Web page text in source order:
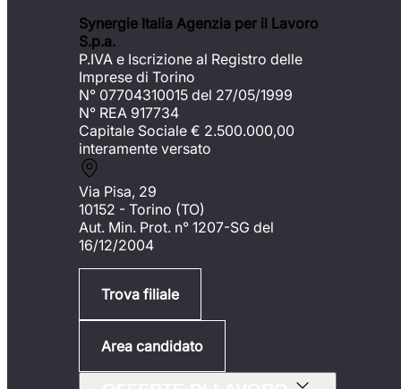
Synergie Italia Agenzia per il Lavoro
S.p.a.
P.IVA e Iscrizione al Registro delle
Imprese di Torino
N° 07704310015 del 27/05/1999
N° REA 917734
Capitale Sociale € 2.500.000,00
interamente versato
Via Pisa, 29
10152 - Torino (TO)
Aut. Min. Prot. n° 1207-SG del
16/12/2004
Trova filiale
Area candidato